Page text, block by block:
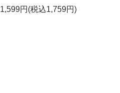
1,599円(税込1,759円)